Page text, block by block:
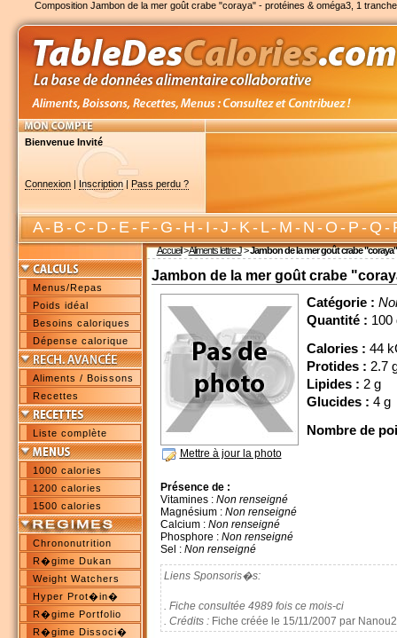
Composition Jambon de la mer goût crabe "coraya" - protéines & oméga3, 1
Bienvenue Invité
Connexion| Inscription| Pass perdu ?
A-B-C-D-E-F-G-H-I-J-K-L-M-N-O-P-Q-
Accueil>Aliments lettre J>Jambon de la mer goût crabe "coraya"
Menus/Repas
Poids idéal
Besoins caloriques
Dépense calorique
Aliments / Boissons
Recettes
Liste complète
1000 calories
1200 calories
1500 calories
Chrononutrition
R�gime Dukan
Weight Watchers
Hyper Prot�in�
R�gime Portfolio
R�gime Dissoci�
Jambon de la mer goût crabe
Mettre à jour la photo
Catégorie :
Quantité : 100
Calories : 44
Protides : 2.7
Lipides : 2 g
Glucides : 4 g
Nombre de
Présence de :
Vitamines : Non renseigné
Magnésium : Non renseigné
Calcium : Non renseigné
Phosphore : Non renseigné
Sel : Non renseigné
Liens Sponsoris�s:
. Fiche consultée 4989 fois ce mois-ci
. Crédits :Fiche créée le 15/11/2007 par